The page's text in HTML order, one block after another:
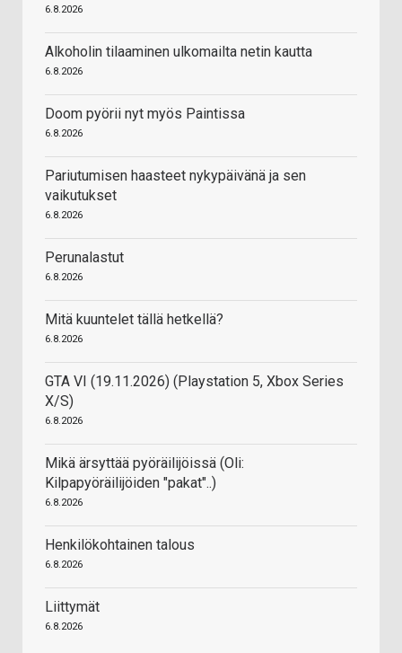
6.8.2026
Alkoholin tilaaminen ulkomailta netin kautta
6.8.2026
Doom pyörii nyt myös Paintissa
6.8.2026
Pariutumisen haasteet nykypäivänä ja sen
vaikutukset
6.8.2026
Perunalastut
6.8.2026
Mitä kuuntelet tällä hetkellä?
6.8.2026
GTA VI (19.11.2026) (Playstation 5, Xbox Series
X/S)
6.8.2026
Mikä ärsyttää pyöräilijöissä (Oli:
Kilpapyöräilijöiden "pakat"..)
6.8.2026
Henkilökohtainen talous
6.8.2026
Liittymät
6.8.2026